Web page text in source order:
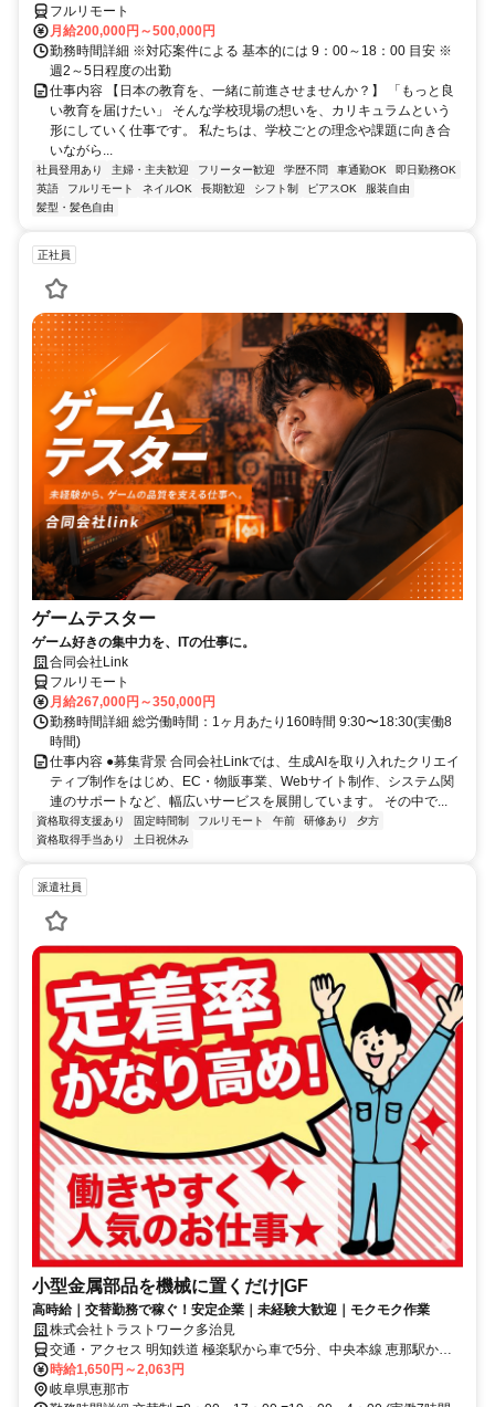
フルリモート
月給200,000円～500,000円
勤務時間詳細 ※対応案件による 基本的には 9：00～18：00 目安 ※
週2～5日程度の出勤
仕事内容 【日本の教育を、一緒に前進させませんか？】 「もっと良
い教育を届けたい」 そんな学校現場の想いを、カリキュラムという
形にしていく仕事です。 私たちは、学校ごとの理念や課題に向き合
いながら...
社員登用あり 主婦・主夫歓迎 フリーター歓迎 学歴不問 車通勤OK
即日勤務OK
英語
フルリモート ネイルOK 長期歓迎 シフト制 ピアスOK
服装自由
髪型・髪色自由
正社員
ゲームテスター
ゲーム好きの集中力を、ITの仕事に。
合同会社Link
フルリモート
月給267,000円～350,000円
勤務時間詳細 総労働時間：1ヶ月あたり160時間 9:30〜18:30(実働8
時間)
仕事内容 ●募集背景 合同会社Linkでは、生成AIを取り入れたクリエイ
ティブ制作をはじめ、EC・物販事業、Webサイト制作、システム関
連のサポートなど、幅広いサービスを展開しています。 その中で...
資格取得支援あり 固定時間制 フルリモート 午前 研修あり
夕方
資格取得手当あり
土日祝休み
派遣社員
小型金属部品を機械に置くだけ|GF
高時給｜交替勤務で稼ぐ！安定企業｜未経験大歓迎｜モクモク作業
株式会社トラストワーク多治見
交通・アクセス 明知鉄道 極楽駅から車で5分、中央本線 恵那駅から
車で15分、中央本線 中津川駅から車で30分 ※自動車・バイク・自転
車通勤OK（無料駐車場完備）
時給1,650円～2,063円
岐阜県恵那市